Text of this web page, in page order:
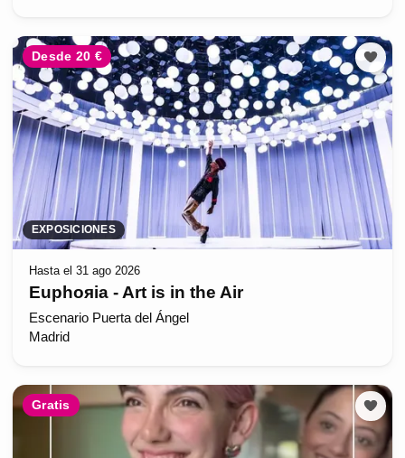
Desde 20 €
EXPOSICIONES
Hasta el 31 ago 2026
Euphoяia - Art is in the Air
Escenario Puerta del Ángel
Madrid
Gratis